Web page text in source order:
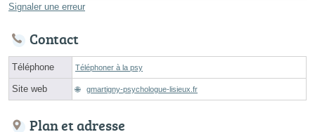
Signaler une erreur
Contact
Téléphone Téléphoner à la psy
Site web gmartigny-psychologue-lisieux.fr
Plan et adresse